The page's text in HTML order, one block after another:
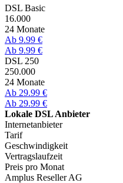
DSL Basic
16.000
24 Monate
Ab 9.99 €
Ab 9.99 €
DSL 250
250.000
24 Monate
Ab 29.99 €
Ab 29.99 €
Lokale DSL Anbieter
Internetanbieter
Tarif
Geschwindigkeit
Vertragslaufzeit
Preis pro Monat
Amplus Reseller AG